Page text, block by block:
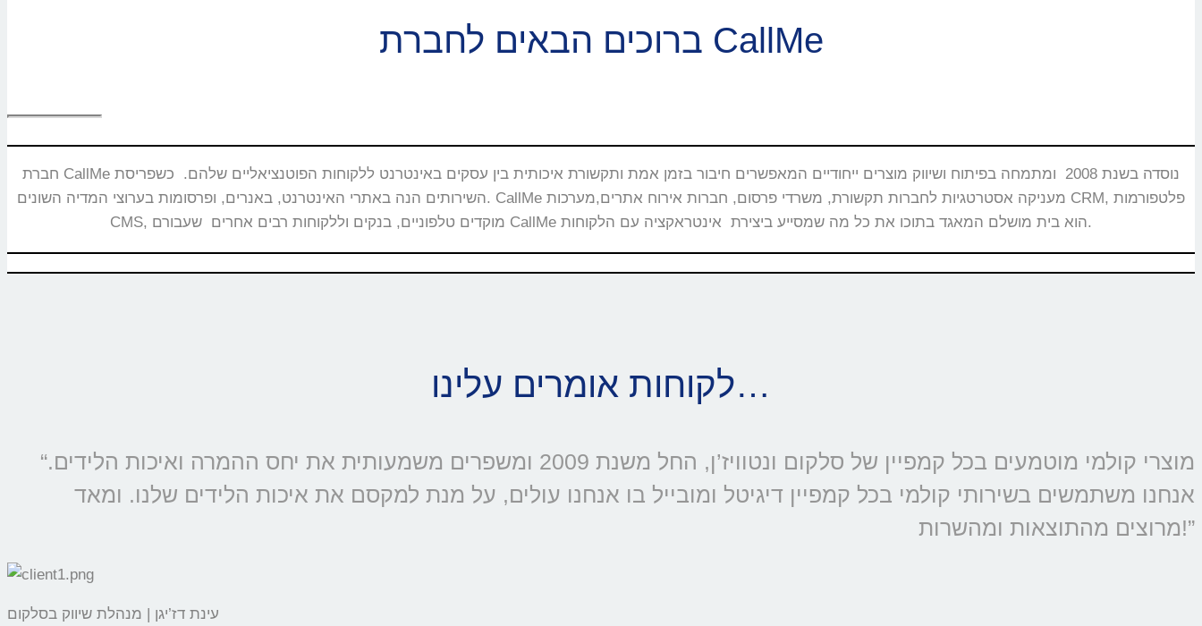
ברוכים הבאים לחברת CallMe
חברת CallMe נוסדה בשנת 2008 ומתמחה בפיתוח ושיווק מוצרים ייחודיים המאפשרים חיבור בזמן אמת ותקשורת איכותית בין עסקים באינטרנט ללקוחות הפוטנציאליים שלהם. כשפריסת
השירותים הנה באתרי האינטרנט, באנרים, ופרסומות בערוצי המדיה השונים. CallMe מעניקה אסטרטגיות לחברות תקשורת, משרדי פרסום, חברות אירוח אתרים,מערכות CRM, פלטפורמות
CMS, מוקדים טלפוניים, בנקים וללקוחות רבים אחרים שעבורם CallMe הוא בית מושלם המאגד בתוכו את כל מה שמסייע ביצירת אינטראקציה עם הלקוחות.
לקוחות אומרים עלינו…
“מוצרי קולמי מוטמעים בכל קמפיין של סלקום ונטוויז’ן, החל משנת 2009 ומשפרים משמעותית את יחס ההמרה ואיכות הלידים.
אנחנו משתמשים בשירותי קולמי בכל קמפיין דיגיטל ומובייל בו אנחנו עולים, על מנת למקסם את איכות הלידים שלנו. ומאד
מרוצים מהתוצאות ומהשרות!”
עינת דז’יגן | מנהלת שיווק בסלקום